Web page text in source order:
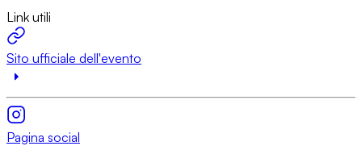
Link utili
Sito ufficiale dell'evento
Pagina social